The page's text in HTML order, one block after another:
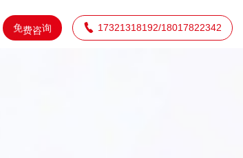
免费咨询  17321318192/18017822342